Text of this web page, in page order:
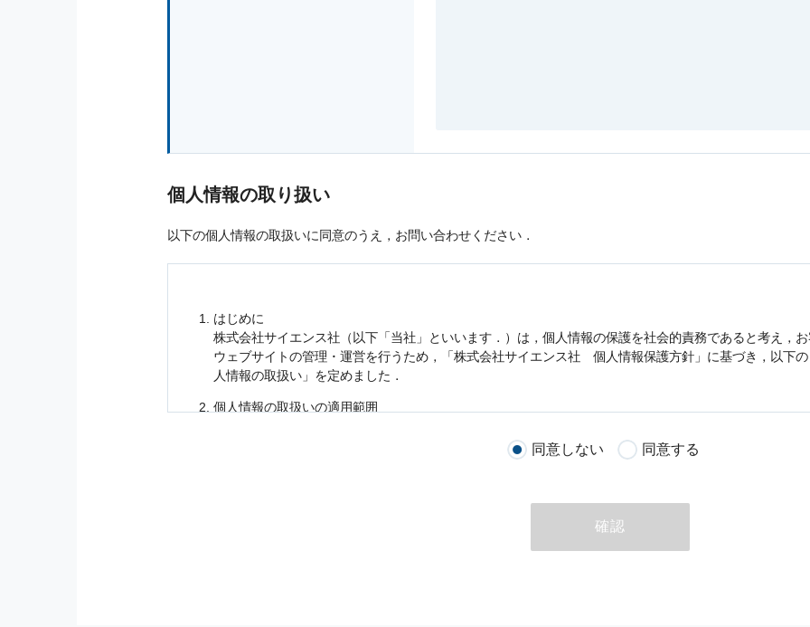
個人情報の取り扱い
以下の個人情報の取扱いに同意のうえ，お問い合わせください．
はじめに
株式会社サイエンス社（以下「当社」といいます．）は，個人情報の保護を社会的責務であると考え，
ウェブサイトの管理・運営を行うため，「株式会社サイエンス社 個人情報保護方針」に基づき，以下
人情報の取扱い」を定めました．
個人情報の取扱いの適用範囲
個人情報 個人情報
の他に，以下の各号に定める目的のために利用することがあります．
本サービスの提供または以下に定める目的以外に，当社はお客様の個人情報利用することはありません．
同意しない 同意する
確認